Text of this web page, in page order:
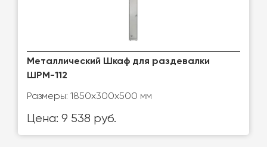
Металлический Шкаф для раздевалки
ШРМ-112
Размеры: 1850х300х500 мм
Цена: 9 538 руб.